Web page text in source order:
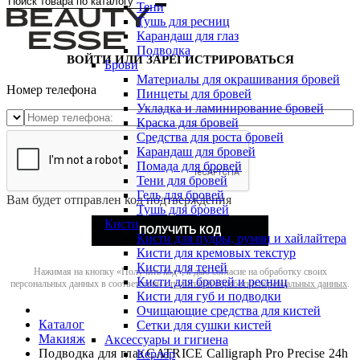
Тени
Тушь для ресниц
Карандаш для глаз
Подводка
Брови
Материалы для окрашивания бровей
Пинцеты для бровей
Укладка и ламинирование бровей
Краска для бровей
Средства для роста бровей
Карандаш для бровей
Помада для бровей
Тени для бровей
Гель для бровей
Тушь для бровей
Кисти
Кисти для пудры, румян и хайлайтера
Кисти для кремовых текстур
Кисти для теней
Кисти для бровей и ресниц
Кисти для губ и подводки
Очищающие средства для кистей
Сетки для сушки кистей
Аксессуары и гигиена
Керлер
ВОЙТИ ИЛИ ЗАРЕГИСТРИРОВАТЬСЯ
Номер телефона
Вам будет отправлен код подтверждения
ПОЛУЧИТЬ КОД
Нажимая на кнопку «Получить код», я даю согласие на обработку своих
персональных данных в соответствии сполитикой обработки персональных данных.
Каталог
Макияж
Подводка для глаз CATRICE Calligraph Pro Precise 24h